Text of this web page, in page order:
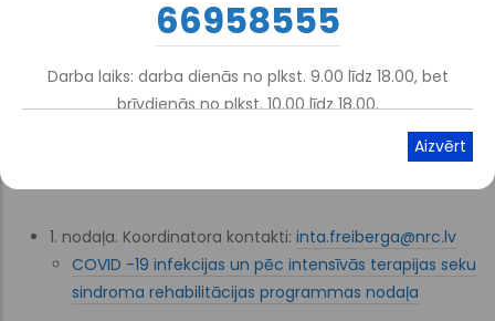
Stacionārā rehabilitācija
Atskaņot tekstu Viegli lasīt
1. nodaļa. Koordinatora kontakti: inta.freiberga@nrc.lv
COVID -19 infekcijas un pēc intensīvās terapijas seku
sindroma rehabilitācijas programmas nodaļa
66958555
Darba laiks: darba dienās no plkst. 9.00 līdz 18.00, bet
brīvdienās no plkst. 10.00 līdz 18.00.